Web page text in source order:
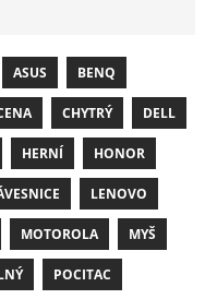
ASUS BENQ
CHYTRÝ DELL
HERNÍ HONOR
LENOVO
MOTOROLA MYŠ
POCITAC